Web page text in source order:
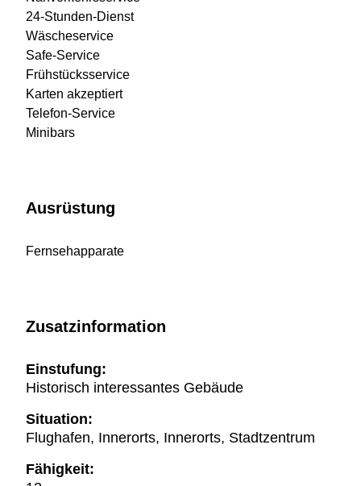
24-Stunden-Dienst
Wäscheservice
Safe-Service
Frühstücksservice
Karten akzeptiert
Telefon-Service
Minibars
Ausrüstung
Fernsehapparate
Zusatzinformation
Einstufung:
Historisch interessantes Gebäude
Situation:
Flughafen, Innerorts, Innerorts, Stadtzentrum
Fähigkeit: